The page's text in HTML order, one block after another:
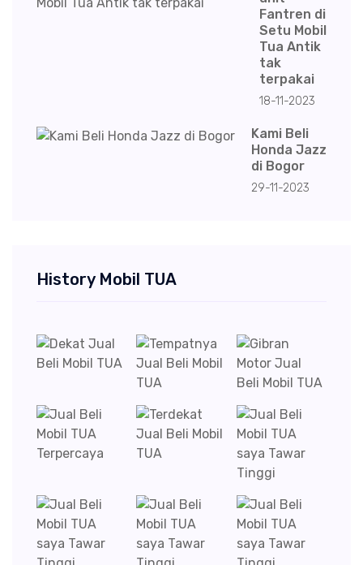
Fantren di
Setu Mobil
Tua Antik
tak
terpakai
18-11-2023
Kami Beli
Honda Jazz
di Bogor
29-11-2023
History Mobil TUA